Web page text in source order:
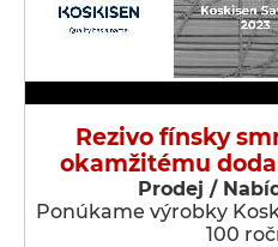
Rezivo fínsky
okamžitému
Prodej /
Ponúkame výrobky
100